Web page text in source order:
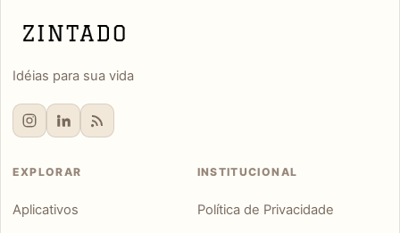
Idéias para sua vida
EXPLORAR
Aplicativos
INSTITUCIONAL
Política de Privacidade